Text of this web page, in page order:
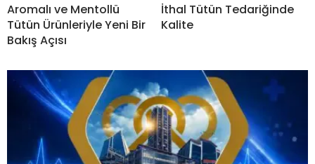
Aromalı ve Mentollü
Tütün Ürünleriyle Yeni Bir
Bakış Açısı
İthal Tütün Tedariğinde
Kalite